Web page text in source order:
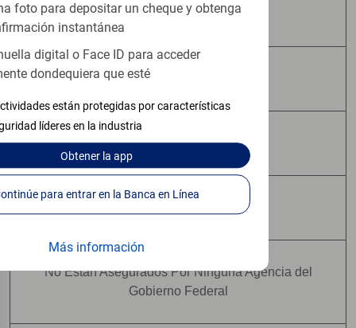
foto para depositar un cheque y obtenga
instantánea
digital o Face ID para acceder
dondequiera que esté
están protegidas por características
líderes en la industria
Obtenerla app
Continúe para entrar en la Banca en Línea
Más información
No Están Asegurados por FDIC
No Tienen Garantía Bancaria
Pueden Perder Valor
No Constituyen Depósitos
No Están Asegurados Por Ninguna Agencia del
Gobierno Federal